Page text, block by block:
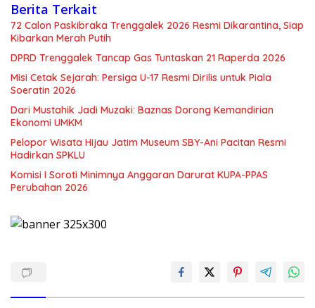
Berita Terkait
72 Calon Paskibraka Trenggalek 2026 Resmi Dikarantina, Siap
Kibarkan Merah Putih
DPRD Trenggalek Tancap Gas Tuntaskan 21 Raperda 2026
Misi Cetak Sejarah: Persiga U-17 Resmi Dirilis untuk Piala
Soeratin 2026
Dari Mustahik Jadi Muzaki: Baznas Dorong Kemandirian
Ekonomi UMKM
Pelopor Wisata Hijau Jatim Museum SBY-Ani Pacitan Resmi
Hadirkan SPKLU
Komisi I Soroti Minimnya Anggaran Darurat KUPA-PPAS
Perubahan 2026